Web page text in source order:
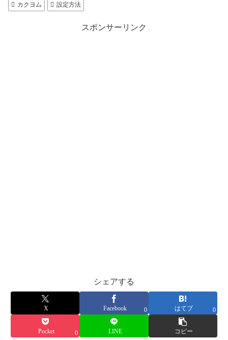
カクヨム
設定方法
スポンサーリンク
シェアする
X Facebook 0 はてブ 0
Pocket 0 LINE コピー